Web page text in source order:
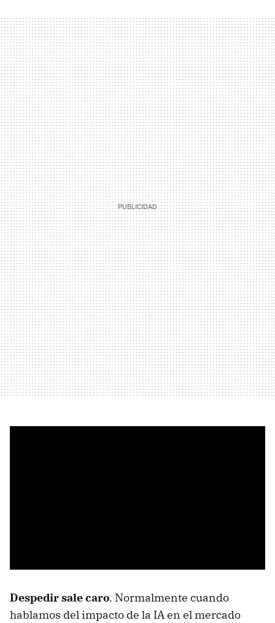
Despedir sale caro. Normalmente cuando
hablamos del impacto de la IA en el mercado